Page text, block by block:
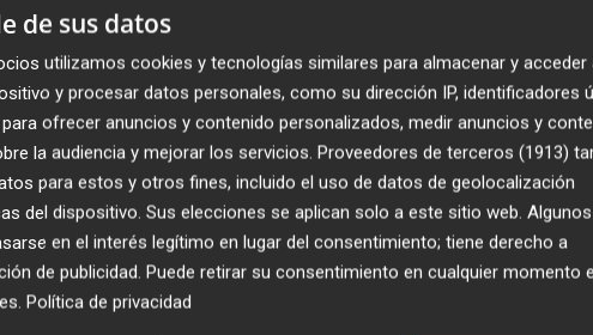
de sus datos
utilizamos cookies y tecnologías similares para almacenar y acceder
y procesar datos personales, como su dirección IP, identificadores
ofrecer anuncios y contenido personalizados, medir anuncios y
la audiencia y mejorar los servicios. Proveedores de terceros (1913)
para estos y otros fines, incluido el uso de datos de geolocalización
del dispositivo. Sus elecciones se aplican solo a este sitio web. Algunos
en el interés legítimo en lugar del consentimiento; tiene derecho a
de publicidad. Puede retirar su consentimiento en cualquier momento
. Política de privacidad